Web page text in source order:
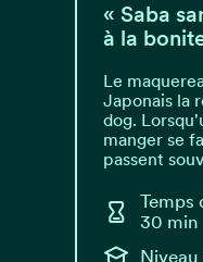
« Saba
à la
Le
Japonais la
dog.
manger se
passent
Temps
30 min